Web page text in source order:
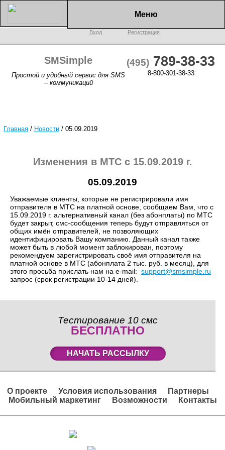
Вход Регистрация
SMSimple
Простой и удобный сервис для SMS
– коммуникаций
(495) 789-38-33
8-800-301-38-33
Меню
Главная / Новости / 05.09.2019
Изменения в МТС с 15.09.2019 г.
05.09.2019
Уважаемые клиенты, которые не регистрировали имя
отправителя в МТС на платной основе, сообщаем Вам, что с
15.09.2019 г. альтернативный канал (без абонплаты) по МТС
будет закрыт, смс-сообщения теперь будут отправляться от
общих имён отправителей, не позволяющих
идентифицировать Вашу компанию. Данный канал также
может быть в любой момент заблокирован, поэтому
рекомендуем зарегистрировать своё имя отправителя на
платной основе в МТС (абонплата 2 тыс. руб. в месяц), для
этого просьба прислать нам на e-mail: support@smsimple.ru
запрос (срок регистрации 10-14 дней).
Тестирование 10 смс
БЕСПЛАТНО
НАЧАТЬ РАССЫЛКУ
О проекте Условия использования
Партнеры
Мобильный маркетинг
Возможности Контакты